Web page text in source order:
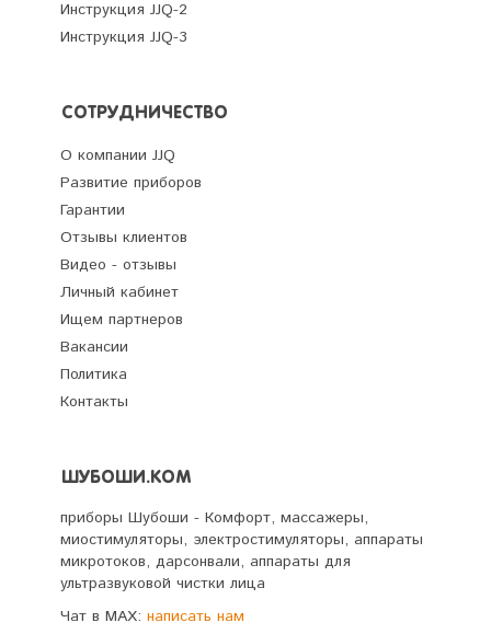
Инструкция JJQ-2
Инструкция JJQ-3
СОТРУДНИЧЕСТВО
О компании JJQ
Развитие приборов
Гарантии
Отзывы клиентов
Видео - отзывы
Личный кабинет
Ищем партнеров
Вакансии
Политика
Контакты
ШУБОШИ.КОМ
приборы Шубоши - Комфорт, массажеры,
миостимуляторы, электростимуляторы, аппараты
микротоков, дарсонвали, аппараты для
ультразвуковой чистки лица
Чат в MAX: написать нам